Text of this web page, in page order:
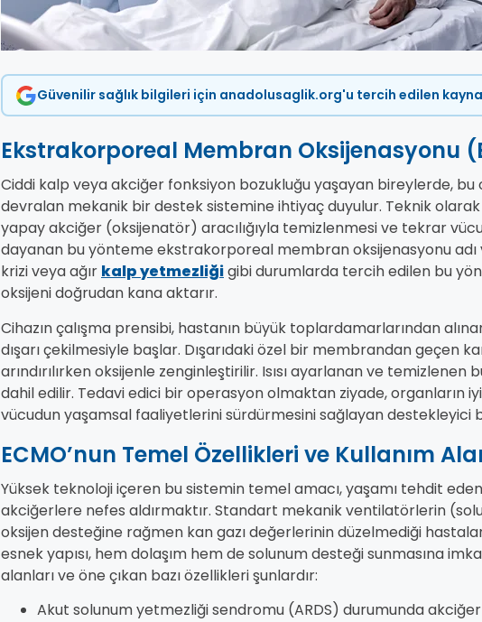
Güvenilir sağlık bilgileri için anadolusaglik.org'u tercih edilen
Ekstrakorporeal Membran Oksijenasyonu
Ciddi kalp veya akciğer fonksiyon bozukluğu yaşayan bireylerde,
devralan mekanik bir destek sistemine ihtiyaç duyulur. Teknik olarak
yapay akciğer (oksijenatör) aracılığıyla temizlenmesi ve tekrar
dayanan bu yönteme ekstrakorporeal membran oksijenasyonu adı
krizi veya ağır kalp yetmezliğigibi durumlarda tercih edilen bu
oksijeni doğrudan kana aktarır.
Cihazın çalışma prensibi, hastanın büyük toplardamarlarından
dışarı çekilmesiyle başlar. Dışarıdaki özel bir membrandan geçen
arındırılırken oksijenle zenginleştirilir. Isısı ayarlanan ve
dahil edilir. Tedavi edici bir operasyon olmaktan ziyade, organların
vücudun yaşamsal faaliyetlerini sürdürmesini sağlayan destekleyici
ECMO’nun Temel Özellikleri ve Kullanım
Yüksek teknoloji içeren bu sistemin temel amacı, yaşamı tehdit
akciğerlere nefes aldırmaktır. Standart mekanik ventilatörlerin
oksijen desteğine rağmen kan gazı değerlerinin düzelmediği
esnek yapısı, hem dolaşım hem de solunum desteği sunmasına
alanları ve öne çıkan bazı özellikleri şunlardır:
Akut solunum yetmezliği sendromu (ARDS) durumunda